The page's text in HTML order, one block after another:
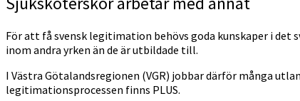
För att få svensk legitimation behövs goda kunskaper i
inom andra yrken än de är utbildade till.
I Västra Götalandsregionen (VGR) jobbar därför många
legitimationsprocessen finns PLUS.